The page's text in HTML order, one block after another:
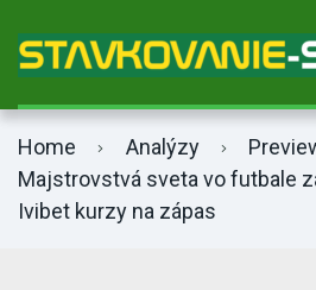
Home Analýzy
Majstrovstvá sveta vo futbale
Ivibet kurzy na zápas